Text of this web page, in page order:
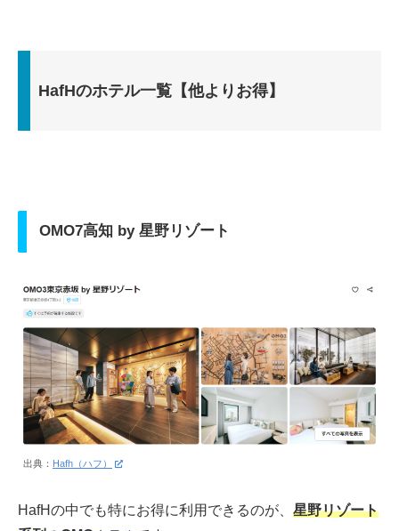
HafHのホテル一覧【他よりお得】
OMO7高知 by 星野リゾート
出典： Hafh（ハフ）
HafHの中でも特にお得に利用できるのが、 星野リゾート